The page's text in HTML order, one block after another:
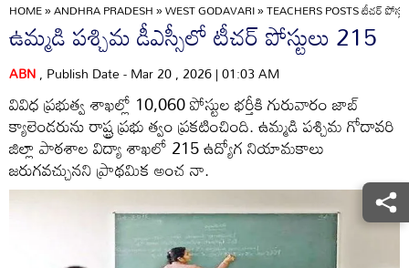
HOME»ANDHRA PRADESH»WEST GODAVARI»TEACHERS POSTS టీచర్‌
ఉమ్మడి పశ్చిమ డీఎస్సీలో టీచర్‌ పోస్టులు 215
ABN, Publish Date - Mar 20 , 2026 | 01:03 AM
వివిధ ప్రభుత్వ శాఖల్లో 10,060 పోస్టుల భర్తీకి గురువారం జాబ్‌
క్యాలెండరును రాష్ట్ర ప్రభు త్వం ప్రకటించింది. ఉమ్మడి పశ్చిమ గోదావరి
జిల్లా పాఠశాల విద్యా శాఖలో 215 ఉద్యోగ నియామకాలు
జరుగవచ్చునని ప్రాథమిక అంచ నా.